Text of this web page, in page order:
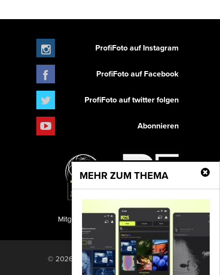
MEHR ZUM THEMA
ProfiFoto auf Instagram
ProfiFoto auf Facebook
ProfiFoto auf twitter folgen
Abonnieren
PF Publishing GmbH
Mitglied der TIPA
© 2026 PF Publishing GmbH. All rights
reserved.